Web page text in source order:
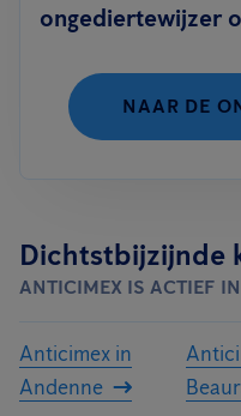
ongediertewijzer
NAAR DE
Dichtstbijzijnde
ANTICIMEX IS ACTIEF
Anticimex in
Andenne